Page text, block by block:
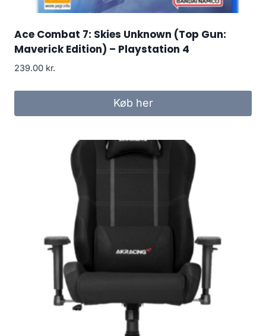
Ace Combat 7: Skies Unknown (Top Gun:
Maverick Edition) – Playstation 4
239.00 kr.
Køb her